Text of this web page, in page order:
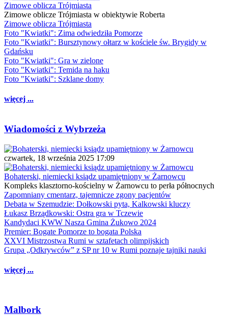
Zimowe oblicza Trójmiasta
Zimowe oblicze Trójmiasta w obiektywie Roberta
Zimowe oblicza Trójmiasta
Foto "Kwiatki": Zima odwiedziła Pomorze
Foto "Kwiatki": Bursztynowy ołtarz w kościele św. Brygidy w
Gdańsku
Foto "Kwiatki": Gra w zielone
Foto "Kwiatki": Temida na haku
Foto "Kwiatki": Szklane domy
więcej ...
Wiadomości z Wybrzeża
czwartek, 18 września 2025 17:09
Bohaterski, niemiecki ksiądz upamiętniony w Żarnowcu
Kompleks klasztorno-kościelny w Żarnowcu to perła północnych
Zapomniany cmentarz, tajemnicze zgony pacjentów
Debata w Szemudzie: Dołkowski pyta, Kalkowski kluczy
Łukasz Brządkowski: Ostra gra w Tczewie
Kandydaci KWW Nasza Gmina Żukowo 2024
Premier: Bogate Pomorze to bogata Polska
XXVI Mistrzostwa Rumi w sztafetach olimpijskich
Grupa „Odkrywców” z SP nr 10 w Rumi poznaje tajniki nauki
więcej ...
Malbork